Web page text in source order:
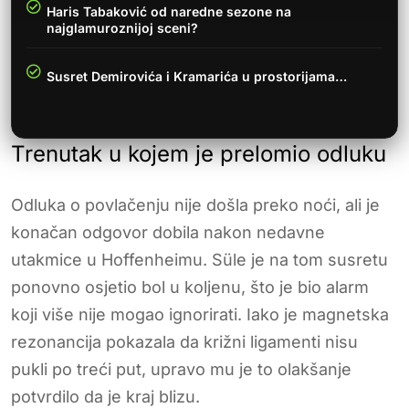
Haris Tabaković od naredne sezone na
najglamuroznijoj sceni?
Susret Demirovića i Kramarića u prostorijama…
Trenutak u kojem je prelomio odluku
Odluka o povlačenju nije došla preko noći, ali je
konačan odgovor dobila nakon nedavne
utakmice u Hoffenheimu. Süle je na tom susretu
ponovno osjetio bol u koljenu, što je bio alarm
koji više nije mogao ignorirati. Iako je magnetska
rezonancija pokazala da križni ligamenti nisu
pukli po treći put, upravo mu je to olakšanje
potvrdilo da je kraj blizu.